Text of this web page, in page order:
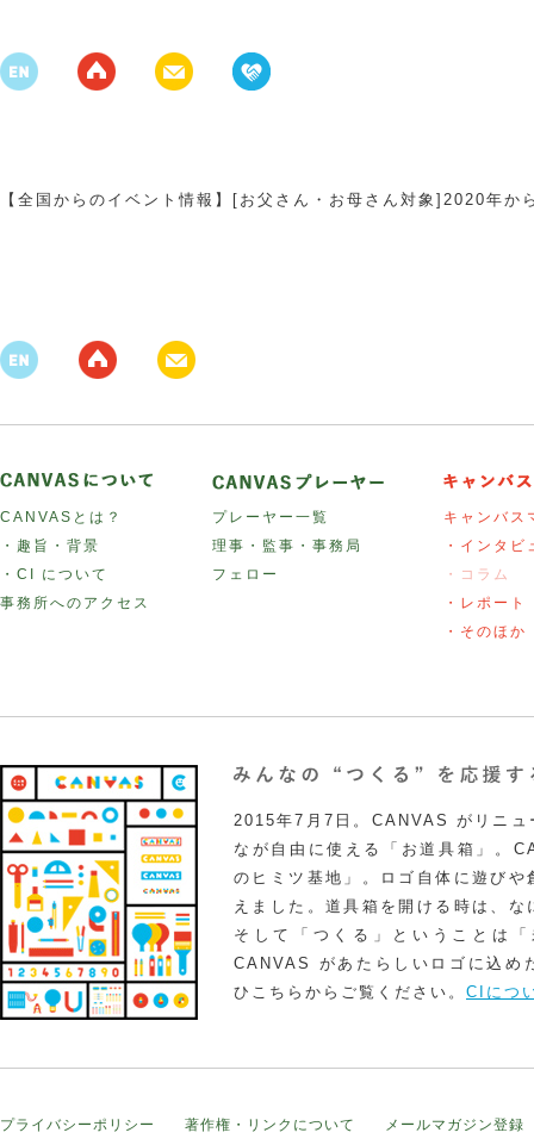
【全国からのイベント情報】[お父さん・お母さん対象]2020年
CANVASとは？
・趣旨・背景
・CI について
事務所へのアクセス
プレーヤー一覧
理事・監事・事務局
フェロー
キャンバス
・インタビ
・コラム
・レポート
・そのほか
2015年7月7日。CANVAS がリニュ
なが自由に使える「お道具箱」。
のヒミツ基地」。ロゴ自体に遊び
えました。道具箱を開ける時は、
そして「つくる」ということは
CANVAS があたらしいロゴに込め
ひこちらからご覧ください。 CIにつ
プライバシーポリシー 著作権・リンクについて メールマガジン登録